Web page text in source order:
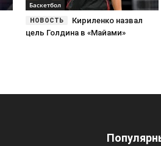
Баскетбол
Кириленко назвал
цель Голдина в «Майами»